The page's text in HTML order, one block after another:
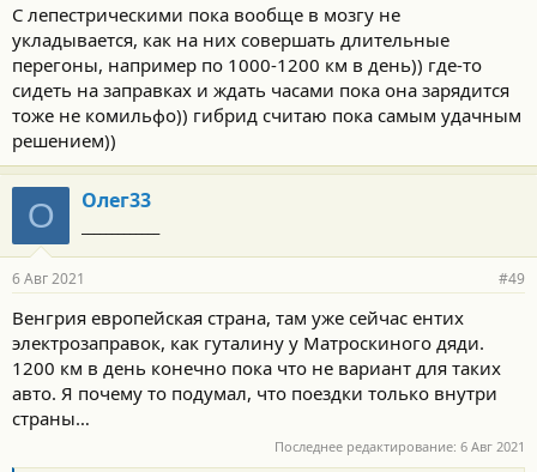
С лепестрическими пока вообще в мозгу не
укладывается, как на них совершать длительные
перегоны, например по 1000-1200 км в день)) где-то
сидеть на заправках и ждать часами пока она зарядится
тоже не комильфо)) гибрид считаю пока самым удачным
решением))
О Олег33
6 Авг 2021 #49
Венгрия европейская страна, там уже сейчас ентих
электрозаправок, как гуталину у Матроскиного дяди.
1200 км в день конечно пока что не вариант для таких
авто. Я почему то подумал, что поездки только внутри
страны…
Последнее редактирование: 6 Авг 2021